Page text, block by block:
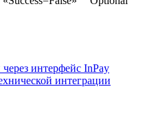
интерфейс InPay
интеграции